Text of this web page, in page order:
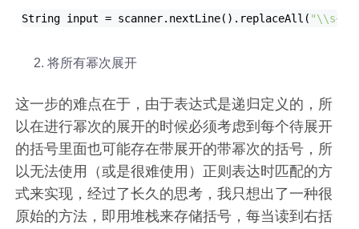
String input = scanner.nextLine() .replaceAll( "\\s+"
将所有幂次展开
这一步的难点在于，由于表达式是递归定义的，所
以在进行幂次的展开的时候必须考虑到每个待展开
的括号里面也可能存在带展开的带幂次的括号，所
以无法使用（或是很难使用）正则表达时匹配的方
式来实现，经过了长久的思考，我只想出了一种很
原始的方法，即用堆栈来存储括号，每当读到右括